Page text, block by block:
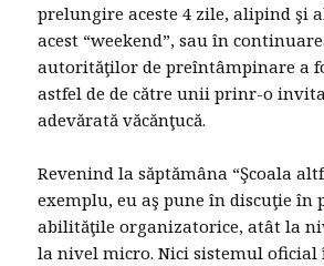
prelungire aceste 4 zile, alipind şi
acest “weekend”, sau în
autorităţilor de preîntâmpinare a
astfel de de către unii prinr-o
adevărată văcănţucă.
Revenind la săptămâna “Şcoala
exemplu, eu aş pune în discuţie
abilităţile organizatorice, atât la
la nivel micro. Nici sistemul oficial